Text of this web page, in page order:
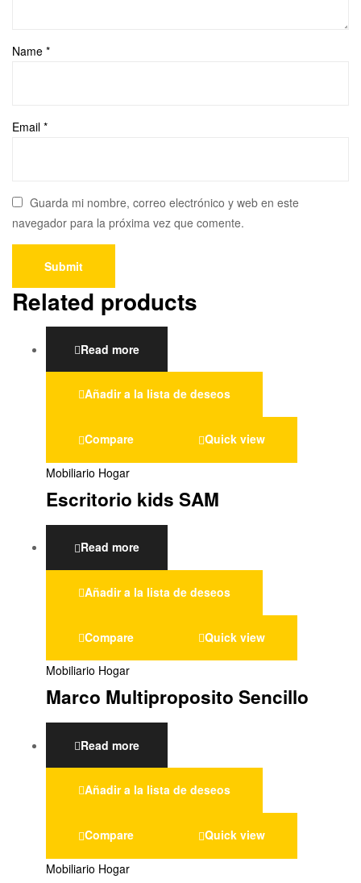
Name *
Email *
Guarda mi nombre, correo electrónico y web en este
navegador para la próxima vez que comente.
Related products
Read more
Añadir a la lista de deseos
Compare Quick view
Mobiliario Hogar
Escritorio kids SAM
Read more
Añadir a la lista de deseos
Compare Quick view
Mobiliario Hogar
Marco Multiproposito Sencillo
Read more
Añadir a la lista de deseos
Compare Quick view
Mobiliario Hogar